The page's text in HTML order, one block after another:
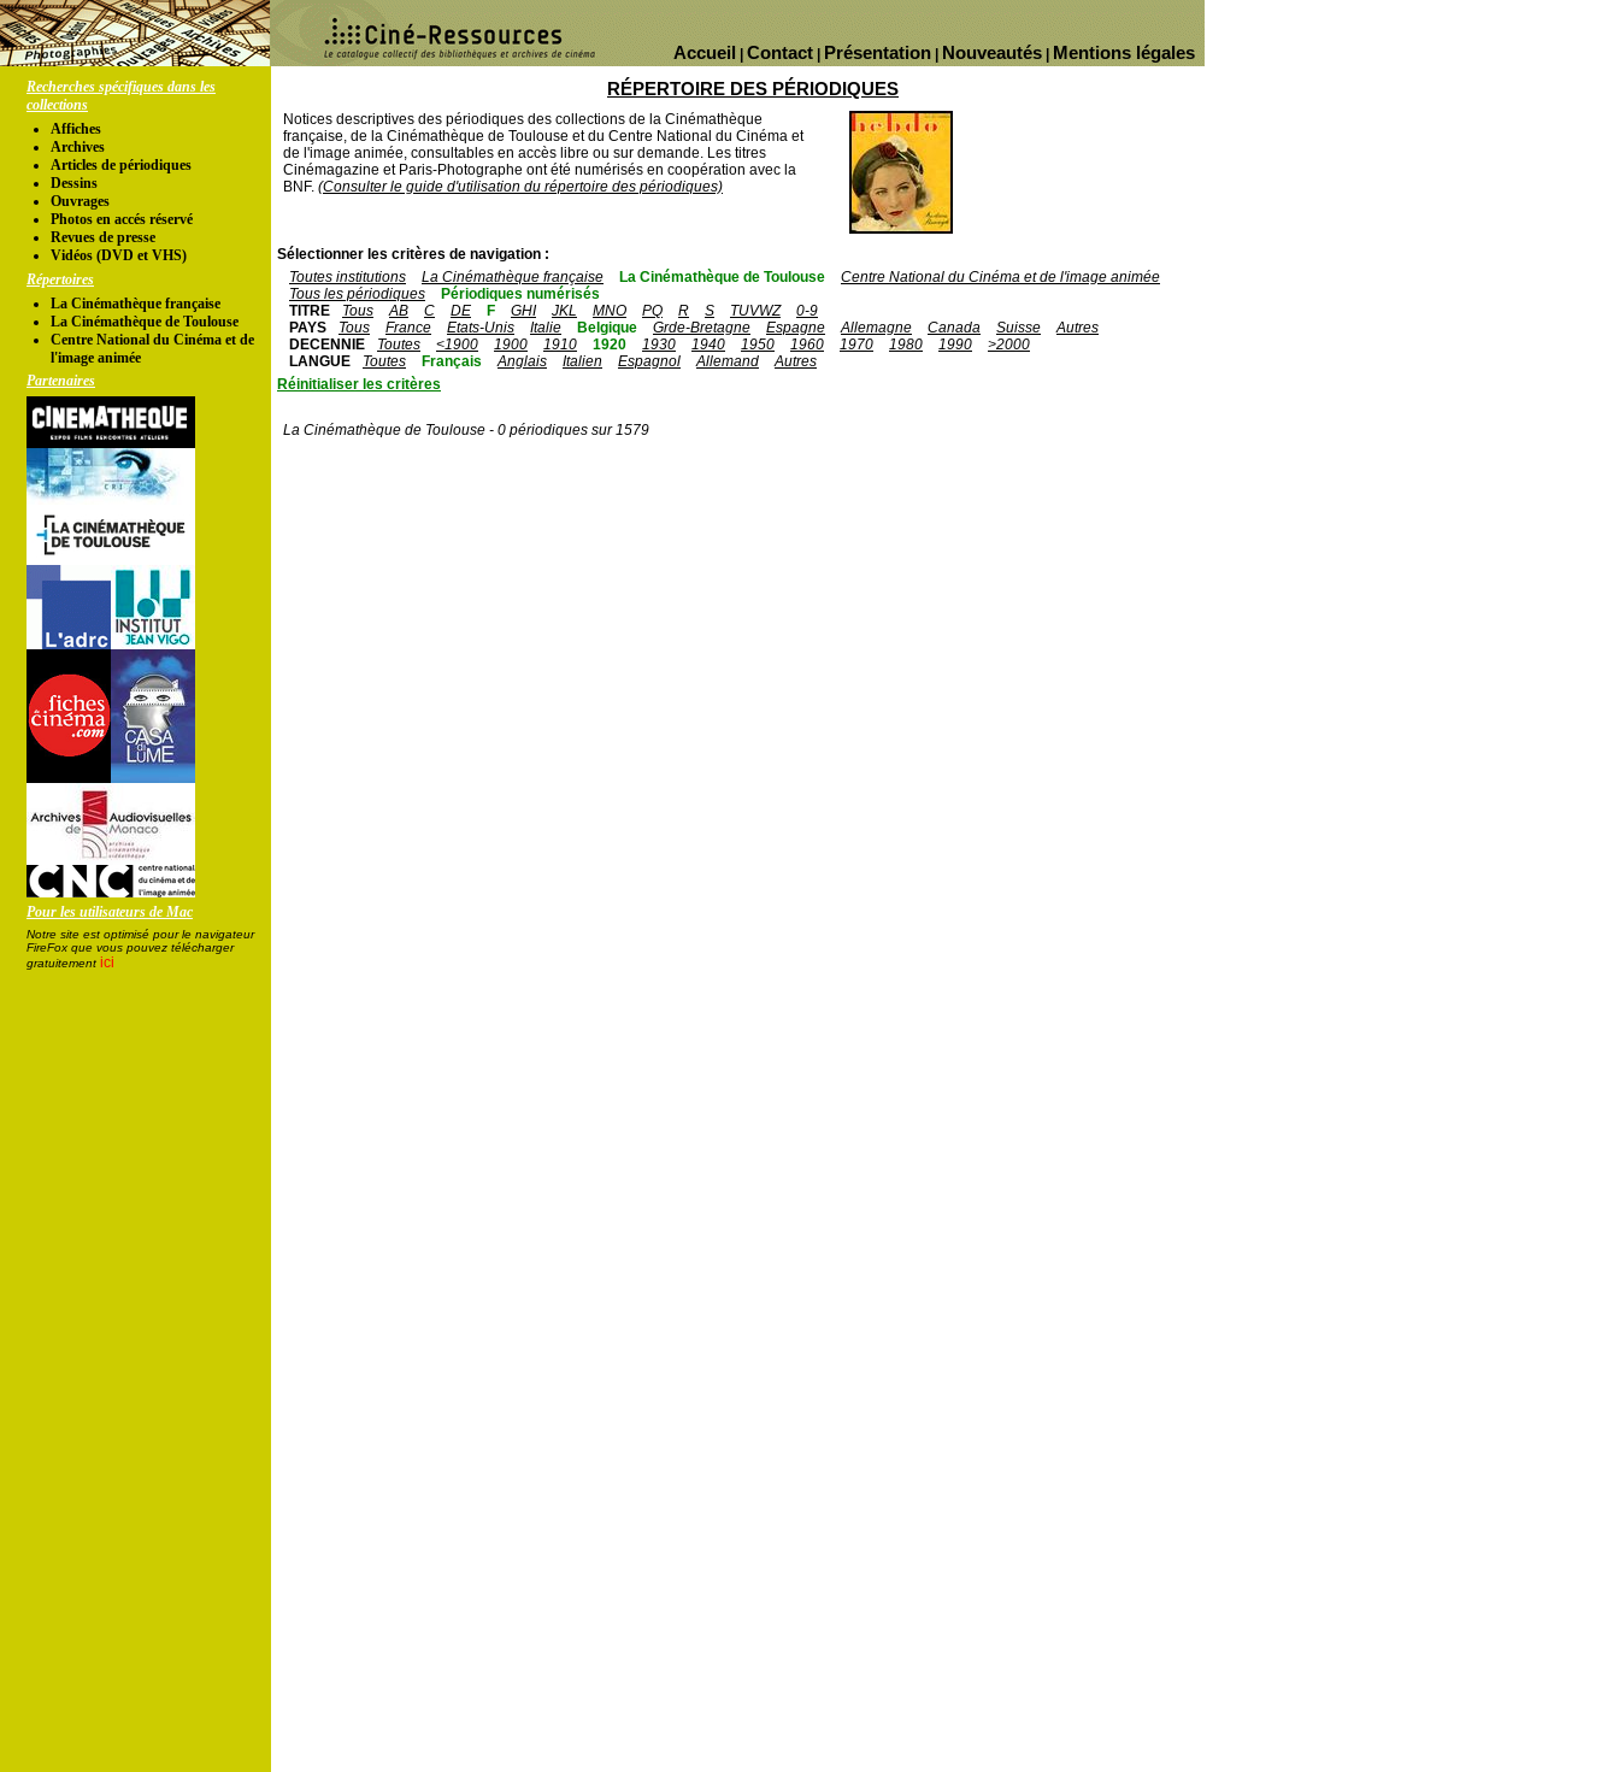
Mentions légales
Nouveautés
Présentation
Contact
Accueil
Recherches spécifiques dans les
collections
Affiches
Archives
Articles de périodiques
Dessins
Ouvrages
Photos en accés réservé
Revues de presse
Vidéos (DVD et VHS)
Répertoires
La Cinémathèque française
La Cinémathèque de Toulouse
Centre National du Cinéma et de
l'image animée
Partenaires
Pour les utilisateurs de Mac
Notre site est optimisé pour le navigateur
FireFox que vous pouvez télécharger
gratuitement ici
RÉPERTOIRE DES PÉRIODIQUES
Notices descriptives des périodiques des collections de la Cinémathèque
française, de la Cinémathèque de Toulouse et du Centre National du Cinéma et
de l'image animée, consultables en accès libre ou sur demande. Les titres
Cinémagazine et Paris-Photographe ont été numérisés en coopération avec la
BNF. (Consulter le guide d'utilisation du répertoire des périodiques)
Sélectionner les critères de navigation :
Toutes institutions
La Cinémathèque française La Cinémathèque de Toulouse
Centre National du Cinéma et de l'image animée
Tous les périodiques
Périodiques numérisés
TITRE
Tous AB C DE F GHI JKL MNO PQ R S TUVWZ
0-9
PAYS
Tous France Etats-Unis Italie Belgique Grde-Bretagne Espagne Allemagne Canada Suisse
Autres
DECENNIE
Toutes <1900 1900 1910 1920 1930 1940 1950 1960 1970 1980 1990
>2000
LANGUE
Toutes Français Anglais Italien Espagnol Allemand
Autres
Réinitialiser les critères
La Cinémathèque de Toulouse - 0 périodiques sur 1579